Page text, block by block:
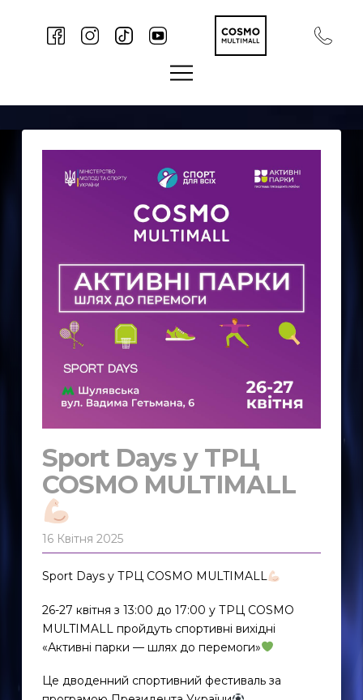
Sport Days у ТРЦ
COSMO MULTIMALL
16 Квітня 2025
Sport Days у ТРЦ COSMO MULTIMALL
26-27 квітня з 13:00 до 17:00 у ТРЦ COSMO
MULTIMALL пройдуть спортивні вихідні
«Активні парки — шлях до перемоги»
Це дводенний спортивний фестиваль за